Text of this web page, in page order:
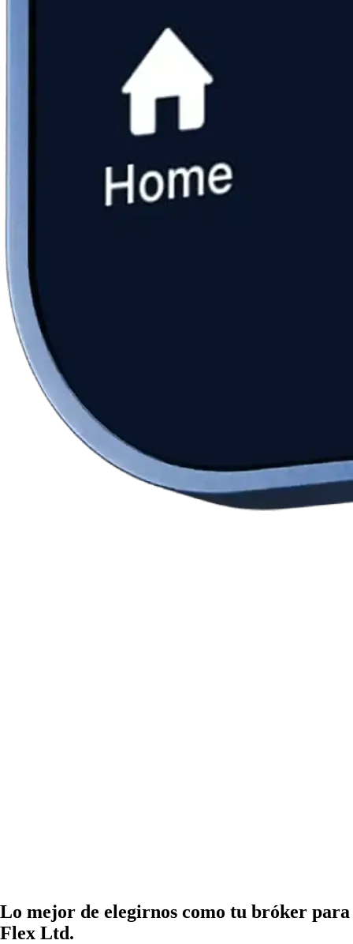
Lo mejor de elegirnos como tu bróker para
Flex Ltd.